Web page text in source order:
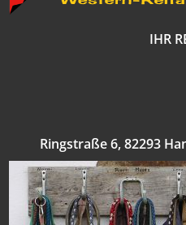
IHR
Ringstraße 6, 82293